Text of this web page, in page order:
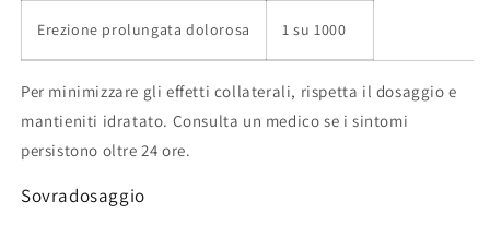
Erezione prolungata dolorosa 1 su 1000
Per minimizzare gli effetti collaterali, rispetta il dosaggio e
mantieniti idratato. Consulta un medico se i sintomi
persistono oltre 24 ore.
Sovradosaggio